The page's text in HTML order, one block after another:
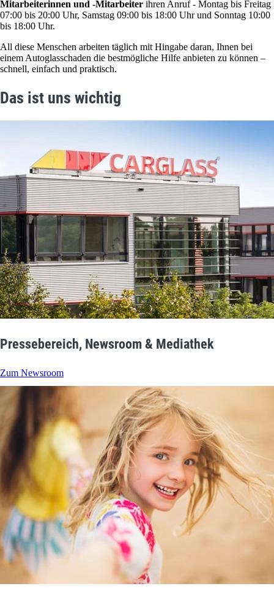
Mitarbeiterinnen und -Mitarbeiter ihren Anruf - Montag bis Freitag
07:00 bis 20:00 Uhr, Samstag 09:00 bis 18:00 Uhr und Sonntag 10:00
bis 18:00 Uhr.
All diese Menschen arbeiten täglich mit Hingabe daran, Ihnen bei
einem Autoglasschaden die bestmögliche Hilfe anbieten zu können –
schnell, einfach und praktisch.
Das ist uns wichtig
Pressebereich, Newsroom & Mediathek
Zum Newsroom